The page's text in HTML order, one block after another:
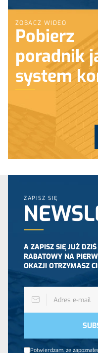
ZOBACZ WIDEO
Pobierz
poradnik
system
ZAPISZ SIĘ
A ZAPISZ SIĘ JUŻ
RABATOWY NA
OKAZJI OTRZYMASZ
Potwierdzam, że